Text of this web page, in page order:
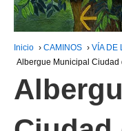
Inicio › CAMINOS › VÍA DE
Albergue Municipal Ciudad